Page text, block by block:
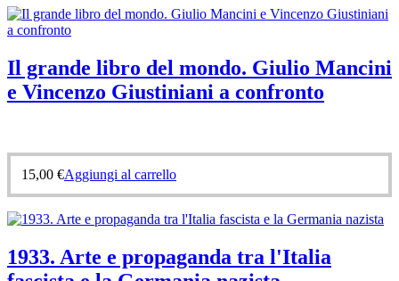
Il grande libro del mondo. Giulio Mancini
e Vincenzo Giustiniani a confronto
15,00 €Aggiungi al carrello
1933. Arte e propaganda tra l'Italia